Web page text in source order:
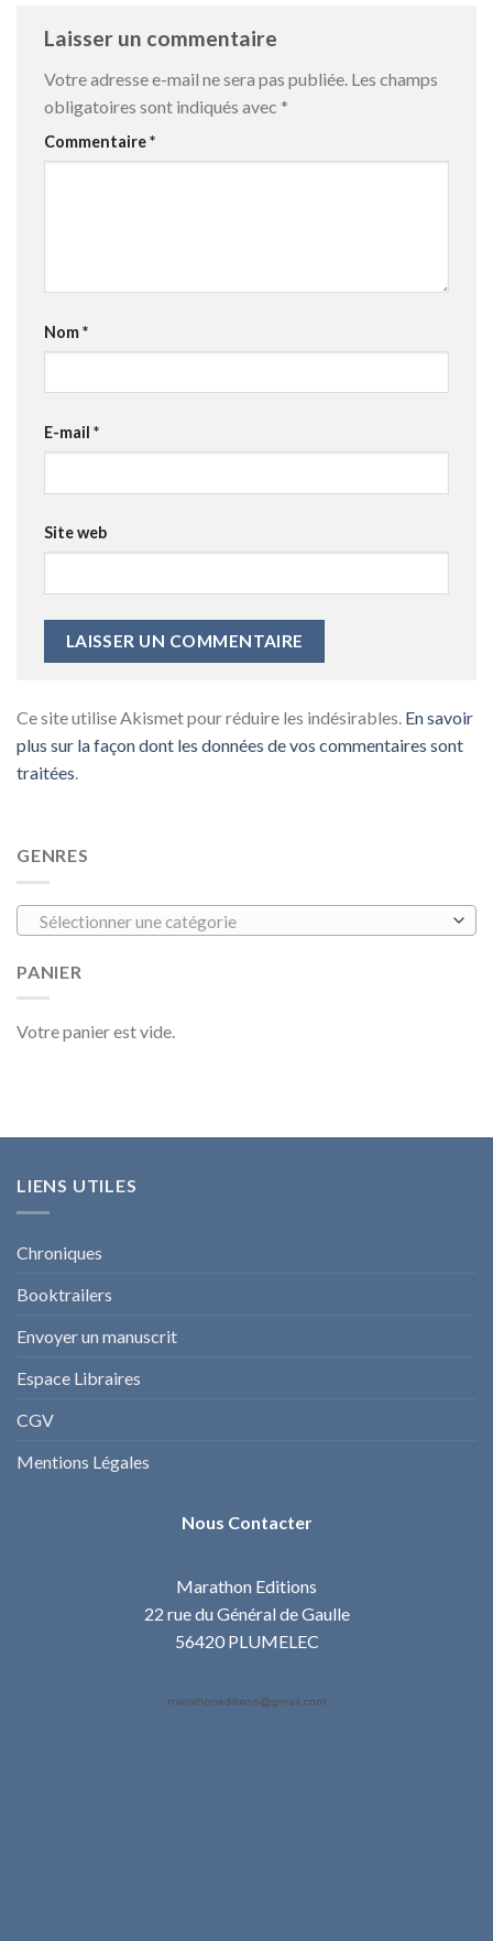
Laisser un commentaire
Votre adresse e-mail ne sera pas publiée. Les champs
obligatoires sont indiqués avec *
Commentaire*
Nom*
E-mail *
Site web
Ce site utilise Akismet pour réduire les indésirables. En savoir
plus sur la façon dont les données de vos commentaires sont
traitées
GENRES
Sélectionner une catégorie
PANIER
Votre panier est vide.
LIENS UTILES
Chroniques
Booktrailers
Envoyer un manuscrit
Espace Libraires
CGV
Mentions Légales
Nous Contacter
Marathon Editions
22 rue du Général de Gaulle
56420 PLUMELEC